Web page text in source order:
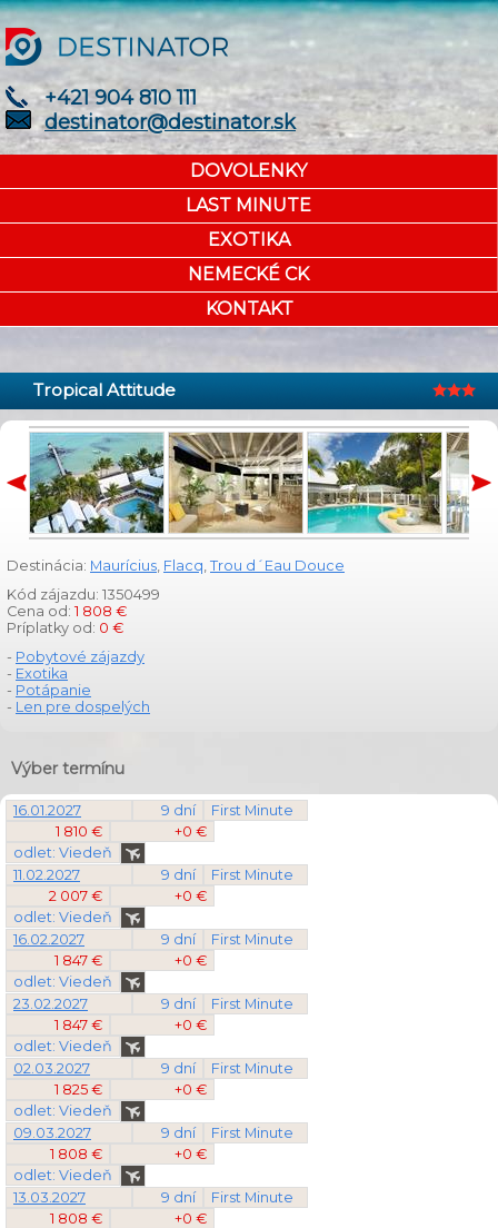
+421 904 810 111
destinator@destinator.sk
DOVOLENKY
LAST MINUTE
EXOTIKA
NEMECKÉ CK
KONTAKT
Tropical Attitude
Destinácia: Maurícius, Flacq, Trou d´Eau Douce
Kód zájazdu: 1350499
Cena od: 1 808 €
Príplatky od: 0 €
- Pobytové zájazdy
- Exotika
- Potápanie
- Len pre dospelých
Výber termínu
16.01.2027 9 dní
First Minute
1 810 €
+0 €
odlet: Viedeň
11.02.2027
9 dní
First Minute
2 007 €
+0 €
odlet: Viedeň
16.02.2027
9 dní
First Minute
1 847 €
+0 €
odlet: Viedeň
23.02.2027
9 dní
First Minute
1 847 €
+0 €
odlet: Viedeň
02.03.2027
9 dní
First Minute
1 825 €
+0 €
odlet: Viedeň
09.03.2027
9 dní
First Minute
1 808 €
+0 €
odlet: Viedeň
13.03.2027
9 dní
First Minute
1 808 €
+0 €